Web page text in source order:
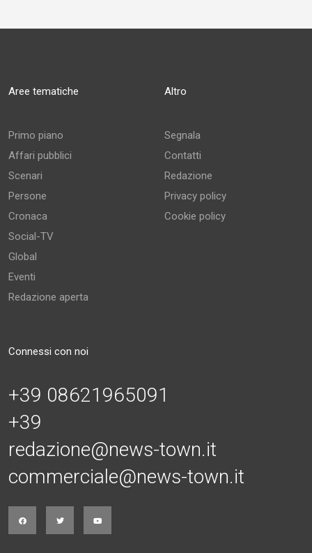
Aree tematiche
Primo piano
Affari pubblici
Scenari
Persone
Cronaca
Social-TV
Global
Eventi
Redazione aperta
Altro
Segnala
Contatti
Redazione
Privacy policy
Cookie policy
Connessi con noi
+39 08621965091
+39
redazione@news-town.it
commerciale@news-town.it